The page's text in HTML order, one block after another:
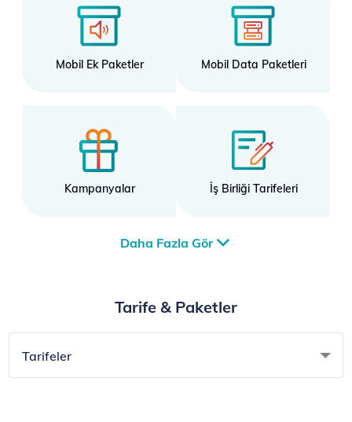
Mobil Ek Paketler Mobil Data Paketleri
Kampanyalar İş Birliği Tarifeleri
Daha Fazla Gör
Tarife & Paketler
Tarifeler